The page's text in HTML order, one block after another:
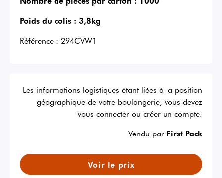
Poids du colis : 3,8kg
Référence : 294CVW1
Les informations logistiques étant liées à la position
géographique de votre boulangerie, vous devez
vous connecter ou créer un compte.
Vendu par First Pack
Voir le prix